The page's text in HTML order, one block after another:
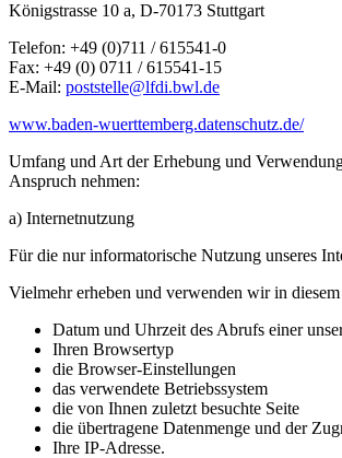
Königstrasse 10 a, D-70173 Stuttgart
Telefon: +49 (0)711 / 615541-0
Fax: +49 (0) 0711 / 615541-15
E-Mail: poststelle@lfdi.bwl.de
www.baden-wuerttemberg.datenschutz.de/
Umfang und Art der Erhebung und
Anspruch nehmen:
a) Internetnutzung
Für die nur informatorische Nutzung unseres
Vielmehr erheben und verwenden wir in
Datum und Uhrzeit des Abrufs einer
Ihren Browsertyp
die Browser-Einstellungen
das verwendete Betriebssystem
die von Ihnen zuletzt besuchte Seite
die übertragene Datenmenge und der
Ihre IP-Adresse.